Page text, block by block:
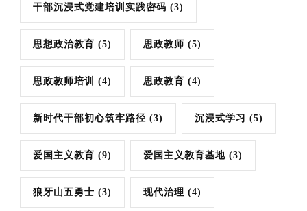
干部沉浸式党建培训实践密码 (3)
思想政治教育 (5) 思政教师 (5)
思政教师培训 (4) 思政教育 (4)
新时代干部初心筑牢路径 (3) 沉浸式学习 (5)
爱国主义教育 (9) 爱国主义教育基地 (3)
狼牙山五勇士 (3) 现代治理 (4)